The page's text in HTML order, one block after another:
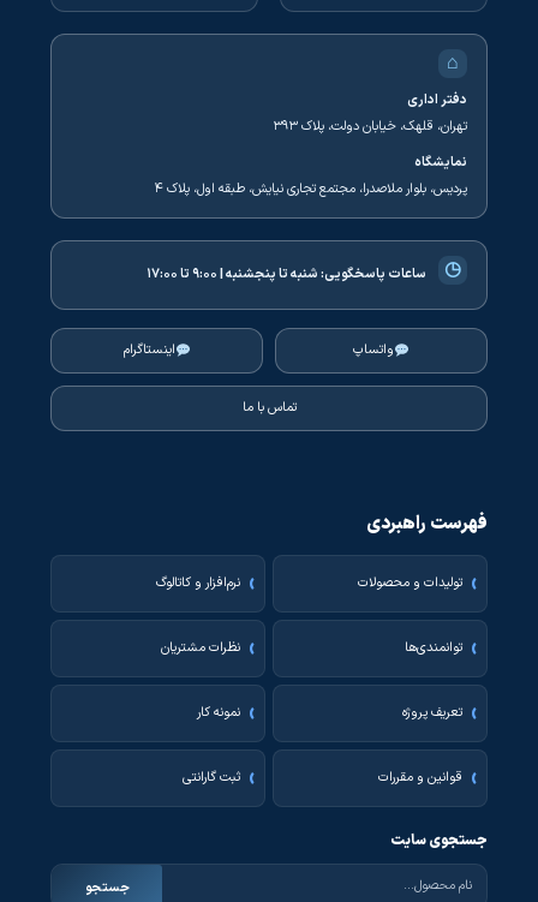
⌂
دفتر اداری
تهران، قلهک، خیابان دولت، پلاک ۳۹۳
نمایشگاه
پردیس، بلوار ملاصدرا، مجتمع تجاری نیایش، طبقه اول، پلاک ۴
◷ ساعات پاسخگویی:شنبه تا پنجشنبه | ۹:۰۰ تا ۱۷:۰۰
واتساپ اینستاگرام
تماس با ما
فهرست راهبردی
تولیدات و محصولات نرم‌افزار و کاتالوگ
توانمندی‌ها نظرات مشتریان
تعریف پروژه نمونه کار
قوانین و مقررات ثبت گارانتی
جستجوی سایت
جستجو